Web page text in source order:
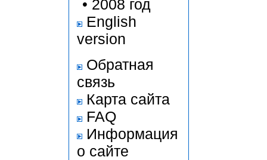
• 2008 год
English
version
Обратная
связь
Карта сайта
FAQ
Информация
о сайте